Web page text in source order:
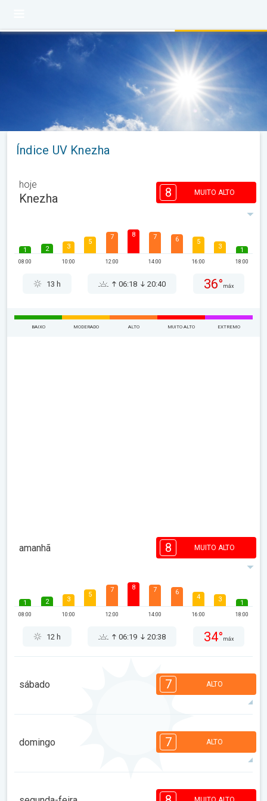
Índice UV Knezha
hoje
Knezha 8 MUITO ALTO
1
08:00
2 3
10:00
5
7
12:00
8 7
14:00
6 5
16:00
3 1
18:00
13 h 06:18 20:40 36° máx
BAIXO MODERADO ALTO MUITO ALTO EXTREMO
amanhã 8 MUITO ALTO
1
08:00
2 3
10:00
5
7
12:00
8 7
14:00
6
4
16:00
3 1
18:00
12 h 06:19 20:38 34° máx
sábado 7 ALTO
1
14:00
4 3
12 h 06:20 20:37 34°máx
domingo 7 ALTO
1 1 3